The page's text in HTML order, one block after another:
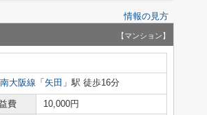
情報の見方
【マンション】
大阪線 「 矢田 」駅 徒歩16分
費
10,000円